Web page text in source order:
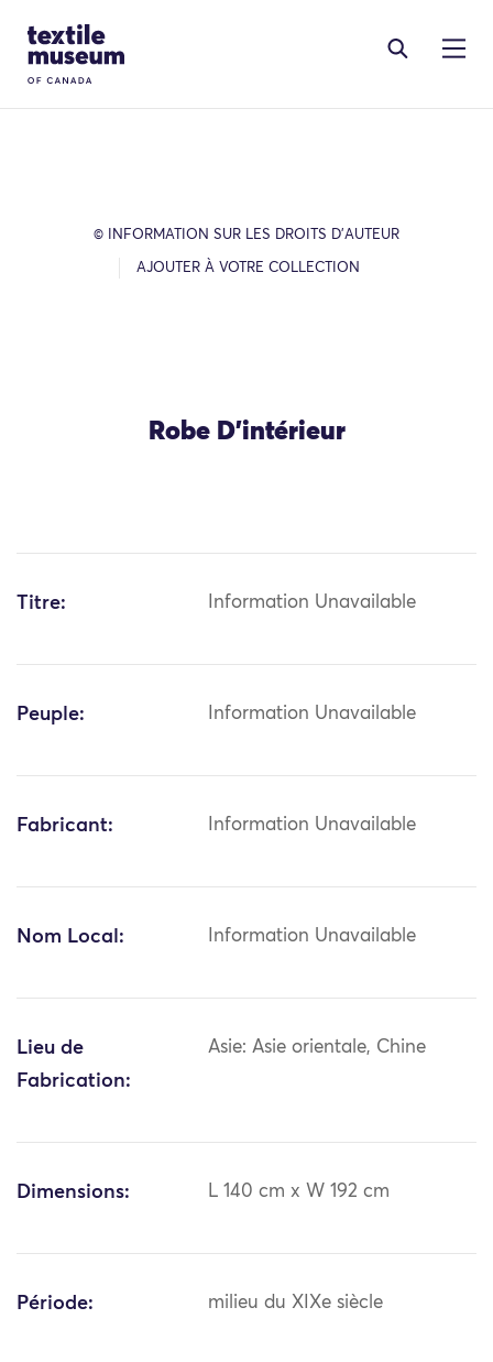
Site Logo
© INFORMATION SUR LES DROITS D’AUTEUR
AJOUTER À VOTRE COLLECTION
Robe D’intérieur
Titre: Information Unavailable
Peuple: Information Unavailable
Fabricant: Information Unavailable
Nom Local: Information Unavailable
Lieu de
Fabrication:
Asie: Asie orientale, Chine
Dimensions: L 140 cm x W 192 cm
Période: milieu du XIXe siècle